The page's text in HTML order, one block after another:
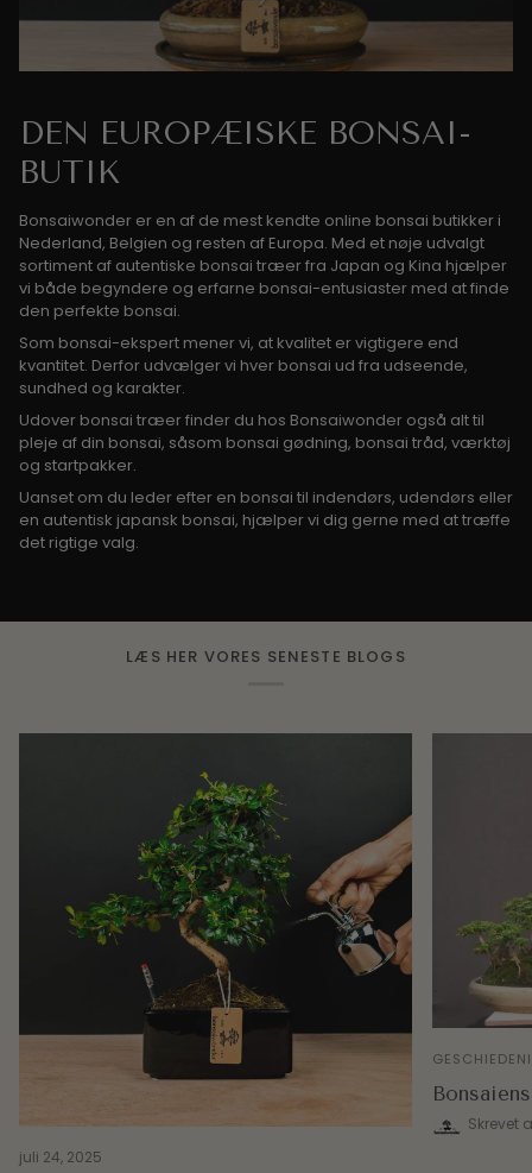
DEN EUROPÆISKE BONSAI-
BUTIK
Bonsaiwonder er en af de mest kendte online bonsai butikker i
Nederland, Belgien og resten af Europa. Med et nøje udvalgt
sortiment af autentiske bonsai træer fra Japan og Kina hjælper
vi både begyndere og erfarne bonsai-entusiaster med at finde
den perfekte bonsai.
Som bonsai-ekspert mener vi, at kvalitet er vigtigere end
kvantitet. Derfor udvælger vi hver bonsai ud fra udseende,
sundhed og karakter.
Udover bonsai træer finder du hos Bonsaiwonder også alt til
pleje af din bonsai, såsom bonsai gødning, bonsai tråd, værktøj
og startpakker.
Uanset om du leder efter en bonsai til indendørs, udendørs eller
en autentisk japansk bonsai, hjælper vi dig gerne med at træffe
det rigtige valg.
LÆS HER VORES SENESTE BLOGS
juli 24, 2025
Skrevet